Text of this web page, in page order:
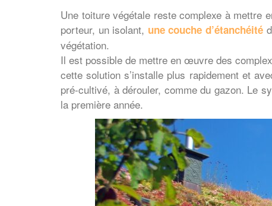
Une toiture végétale reste complexe à mettre
porteur, un isolant, une couche d’étanchéité
végétation.
Il est possible de mettre en œuvre des
cette solution s’installe plus rapidement et
pré-cultivé, à dérouler, comme du gazon. Le
la première année.